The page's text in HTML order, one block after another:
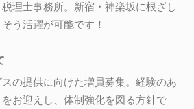
理士事務所。新宿・神楽坂に根ざし
う活躍が可能です！
の提供に向けた増員募集。経験のあ
お迎えし、体制強化を図る方針で